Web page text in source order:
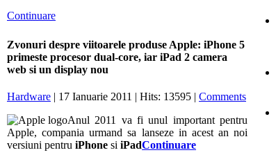
Continuare
Zvonuri despre viitoarele produse Apple: iPhone 5
primeste procesor dual-core, iar iPad 2 camera
web si un display nou
Hardware | 17 Ianuarie 2011 | Hits: 13595 | Comments
Anul 2011 va fi unul important pentru
Apple, compania urmand sa lanseze in acest an noi
versiuni pentru iPhone si iPadContinuare